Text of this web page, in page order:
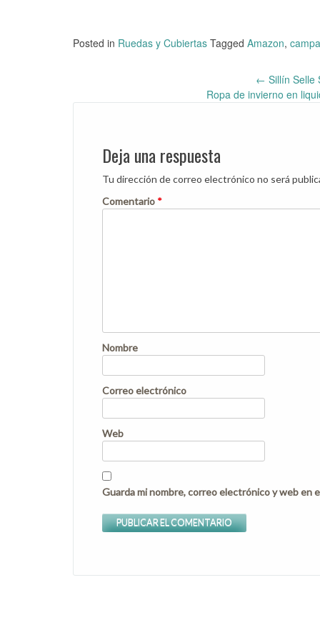
Posted in Ruedas y Cubiertas Tagged Amazon,
Post
← Sillín Selle
Ropa de invierno en
Deja una respuesta
Tu dirección de correo electrónico no será
Comentario *
Nombre
Correo electrónico
Web
Guarda mi nombre, correo electrónico y web en